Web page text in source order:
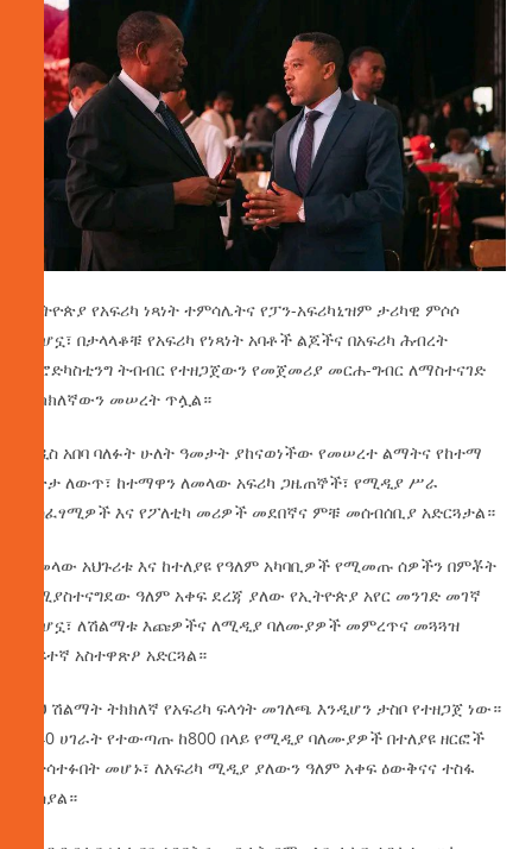
ኢትዮጵያ የአፍሪካ ነጻነት ተምሳሌትና የፓን-አፍሪካኒዝም ታሪካዊ ምሶሶ
መሆኗ፣ በታላላቆቹ የአፍሪካ የነጻነት አባቶች ልጆችና በአፍሪካ ሕብረት
ብሮድካስቲንግ ትብብር የተዘጋጀውን የመጀመሪያ መርሐ-ግብር ለማስተናገድ
ትክክለኛውን መሠረት ጥሏል።
አዲስ አበባ ባለፉት ሁለት ዓመታት ያከናወነችው የመሠረተ ልማትና የከተማ
ገጽታ ለውጥ፣ ከተማዋን ለመላው አፍሪካ ጋዜጠኞች፣ የሚዲያ ሥራ
አስፈፃሚዎች እና የፖለቲካ መሪዎች መደበኛና ምቹ መሰብሰቢያ አድርጓታል።
ከመላው አህጉሪቱ እና ከተለያዩ የዓለም አካባቢዎች የሚመጡ ሰዎችን በምቾት
የሚያስተናግደው ዓለም አቀፍ ደረጃ ያለው የኢትዮጵያ አየር መንገድ መገኛ
መሆኗ፣ ለሽልማቱ እጩዎችና ለሚዲያ ባለሙያዎች መምረጥና መጓጓዝ
ከፍተኛ አስተዋጽዖ አድርጓል።
ይህ ሽልማት ትክክለኛ የአፍሪካ ፍላጎት መገለጫ እንዲሆን ታስቦ የተዘጋጀ ነው።
ከ40 ሀገራት የተውጣጡ ከ800 በላይ የሚዲያ ባለሙያዎች በተለያዩ ዘርፎች
የተሳተፉበት መሆኑ፣ ለአፍሪካ ሚዲያ ያለውን ዓለም አቀፍ ዕውቅናና ተስፋ
ያሳያል።